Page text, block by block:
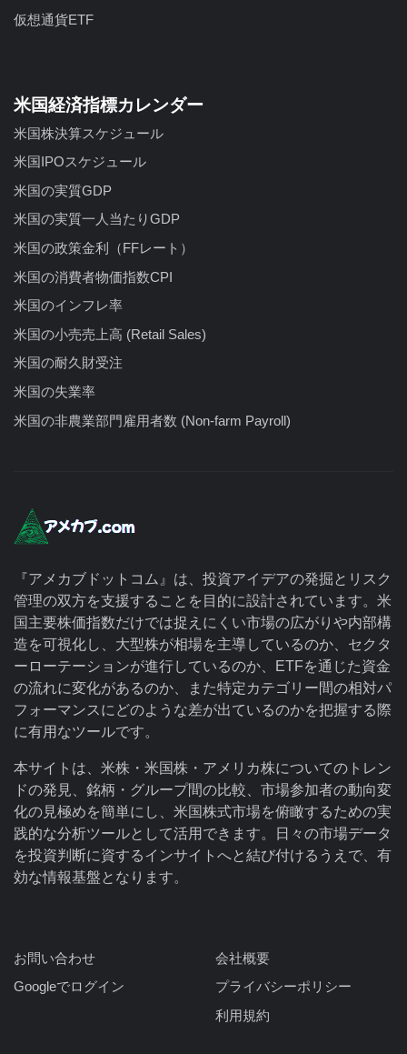
仮想通貨ETF
米国経済指標カレンダー
米国株決算スケジュール
米国IPOスケジュール
米国の実質GDP
米国の実質一人当たりGDP
米国の政策金利（FFレート）
米国の消費者物価指数CPI
米国のインフレ率
米国の小売売上高 (Retail Sales)
米国の耐久財受注
米国の失業率
米国の非農業部門雇用者数 (Non-farm Payroll)
『アメカブドットコム』は、投資アイデアの発掘とリスク
管理の双方を支援することを目的に設計されています。米
国主要株価指数だけでは捉えにくい市場の広がりや内部構
造を可視化し、大型株が相場を主導しているのか、セクタ
ーローテーションが進行しているのか、ETFを通じた資金
の流れに変化があるのか、また特定カテゴリー間の相対パ
フォーマンスにどのような差が出ているのかを把握する際
に有用なツールです。
本サイトは、米株・米国株・アメリカ株についてのトレン
ドの発見、銘柄・グループ間の比較、市場参加者の動向変
化の見極めを簡単にし、米国株式市場を俯瞰するための実
践的な分析ツールとして活用できます。日々の市場データ
を投資判断に資するインサイトへと結び付けるうえで、有
効な情報基盤となります。
お問い合わせ
Googleでログイン
会社概要
プライバシーポリシー
利用規約